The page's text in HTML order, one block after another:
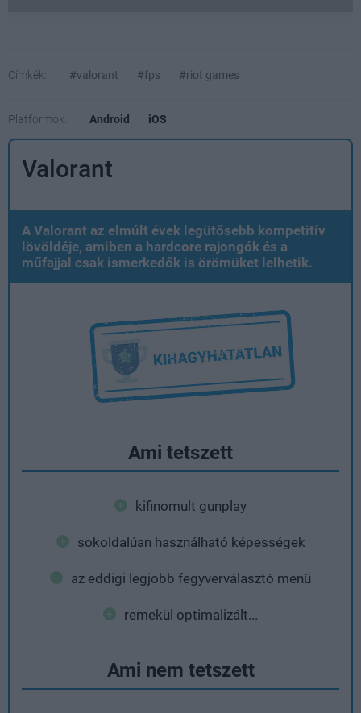
Címkék: #valorant #fps #riot games
Platformok: Android iOS
Valorant
A Valorant az elmúlt évek legütősebb kompetitív
lövöldéje, amiben a hardcore rajongók és a
műfajjal csak ismerkedők is örömüket lelhetik.
Ami tetszett
kifinomult gunplay
sokoldalúan használható képességek
az eddigi legjobb fegyverválasztó menü
remekül optimalizált...
Ami nem tetszett